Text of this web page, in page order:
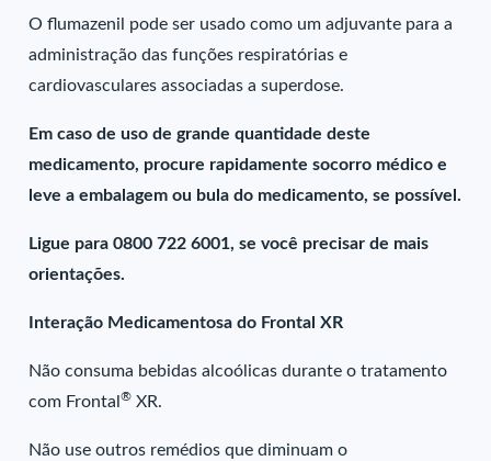
O flumazenil pode ser usado como um adjuvante para a
administração das funções respiratórias e
cardiovasculares associadas a superdose.
Em caso de uso de grande quantidade deste
medicamento, procure rapidamente socorro médico e
leve a embalagem ou bula do medicamento, se possível.
Ligue para 0800 722 6001, se você precisar de mais
orientações.
Interação Medicamentosa do Frontal XR
Não consuma bebidas alcoólicas durante o tratamento
com Frontal® XR.
Não use outros remédios que diminuam o